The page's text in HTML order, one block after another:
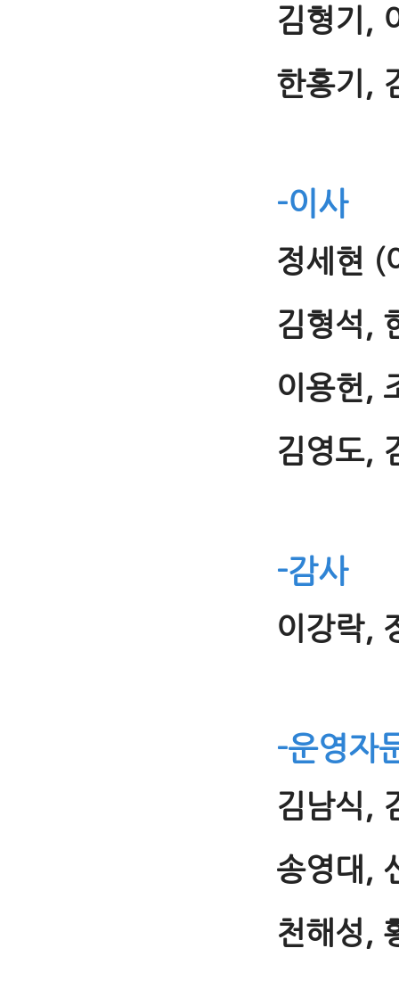
김형기,
한홍기,
-이사
정세현 (
김형석,
이용헌,
김영도,
-감사
이강락,
-운영자
김남식,
송영대,
천해성,